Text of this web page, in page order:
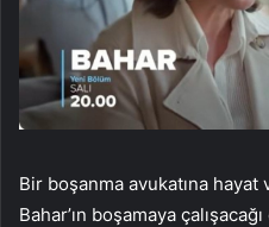
Bir boşanma avukatına
Bahar’ın boşamaya